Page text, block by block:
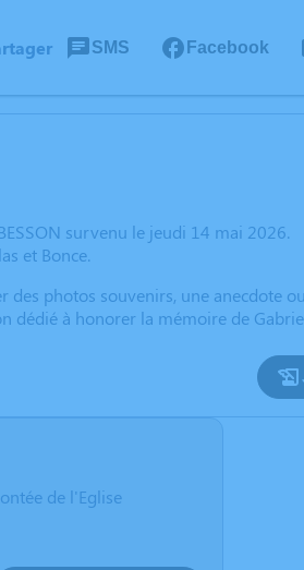
SMS Facebook
survenu le jeudi 14 mai 2026.
et Bonce.
des photos souvenirs, une anecdote
dédié à honorer la mémoire de
de l'Eglise